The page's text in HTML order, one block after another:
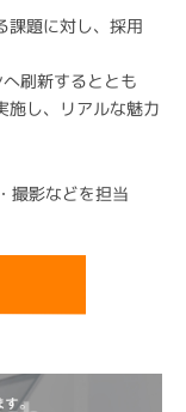
課題に対し、採用
刷新するととも
施し、リアルな魅力
撮影などを担当